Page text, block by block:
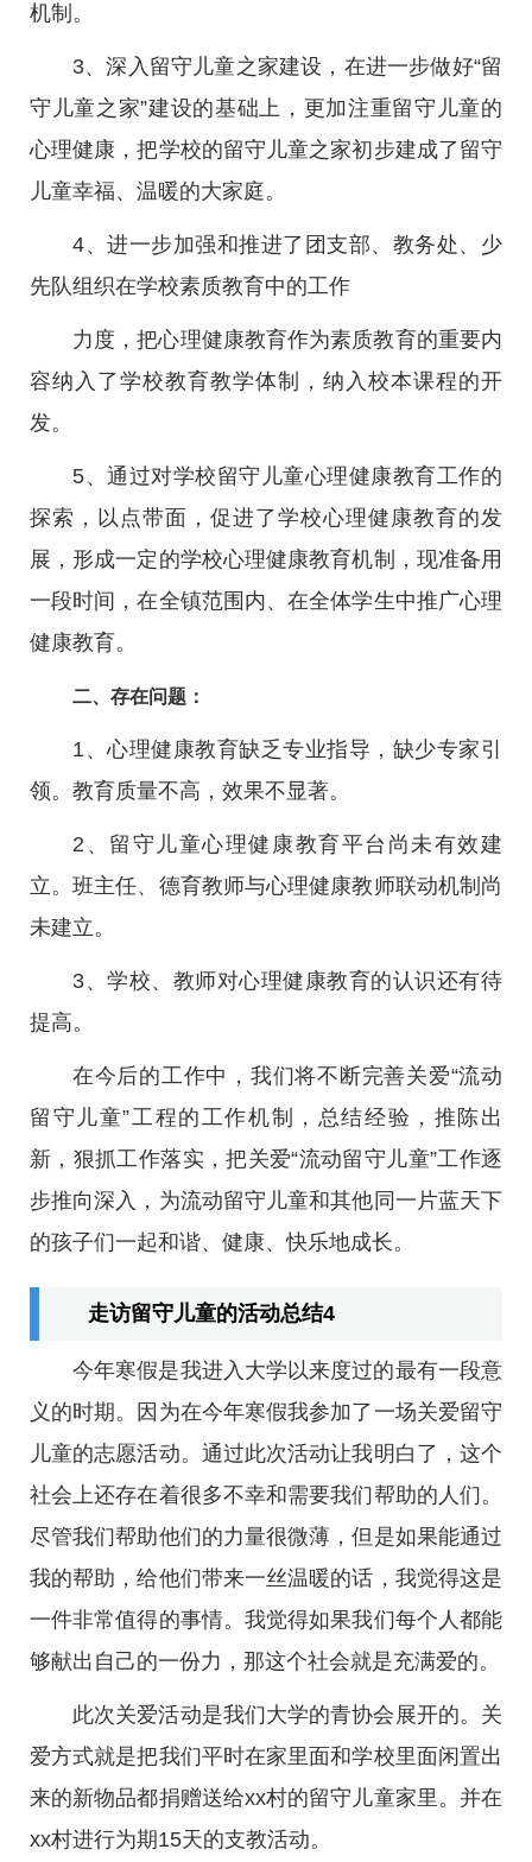
机制。
3、深入留守儿童之家建设，在进一步做好“留
守儿童之家”建设的基础上，更加注重留守儿童的
心理健康，把学校的留守儿童之家初步建成了留守
儿童幸福、温暖的大家庭。
4、进一步加强和推进了团支部、教务处、少
先队组织在学校素质教育中的工作
力度，把心理健康教育作为素质教育的重要内
容纳入了学校教育教学体制，纳入校本课程的开
发。
5、通过对学校留守儿童心理健康教育工作的
探索，以点带面，促进了学校心理健康教育的发
展，形成一定的学校心理健康教育机制，现准备用
一段时间，在全镇范围内、在全体学生中推广心理
健康教育。
二、存在问题：
1、心理健康教育缺乏专业指导，缺少专家引
领。教育质量不高，效果不显著。
2、留守儿童心理健康教育平台尚未有效建
立。班主任、德育教师与心理健康教师联动机制尚
未建立。
3、学校、教师对心理健康教育的认识还有待
提高。
在今后的工作中，我们将不断完善关爱“流动
留守儿童”工程的工作机制，总结经验，推陈出
新，狠抓工作落实，把关爱“流动留守儿童”工作逐
步推向深入，为流动留守儿童和其他同一片蓝天下
的孩子们一起和谐、健康、快乐地成长。
走访留守儿童的活动总结4
今年寒假是我进入大学以来度过的最有一段意
义的时期。因为在今年寒假我参加了一场关爱留守
儿童的志愿活动。通过此次活动让我明白了，这个
社会上还存在着很多不幸和需要我们帮助的人们。
尽管我们帮助他们的力量很微薄，但是如果能通过
我的帮助，给他们带来一丝温暖的话，我觉得这是
一件非常值得的事情。我觉得如果我们每个人都能
够献出自己的一份力，那这个社会就是充满爱的。
此次关爱活动是我们大学的青协会展开的。关
爱方式就是把我们平时在家里面和学校里面闲置出
来的新物品都捐赠送给xx村的留守儿童家里。并在
xx村进行为期15天的支教活动。